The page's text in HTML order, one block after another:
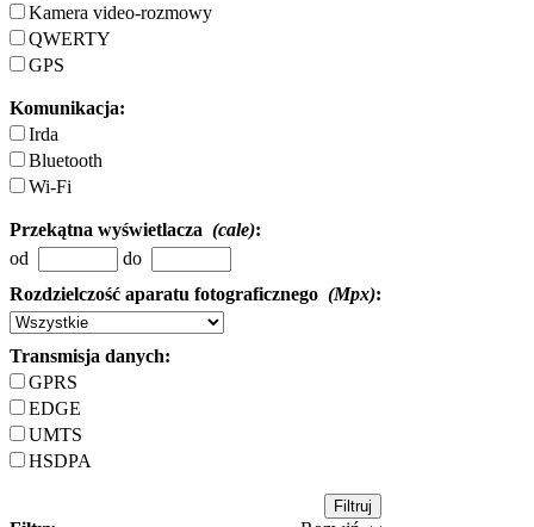
Kamera video-rozmowy
QWERTY
GPS
Komunikacja:
Irda
Bluetooth
Wi-Fi
Przekątna wyświetlacza (cale):
od
do
Rozdzielczość aparatu fotograficznego (Mpx):
Transmisja danych:
GPRS
EDGE
UMTS
HSDPA